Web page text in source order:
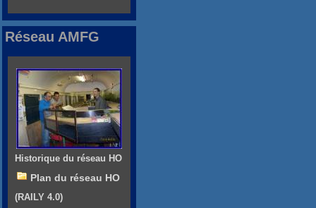
Réseau AMFG
Historique du réseau HO
Plan du réseau HO
(RAILY 4.0)